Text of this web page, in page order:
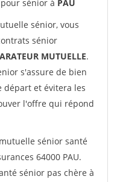
sénior à PAU
sénior, vous
sénior
MUTUELLE.
s'assure de bien
départ et évitera les
l'offre qui répond
sénior santé
64000 PAU.
sénior pas chère à